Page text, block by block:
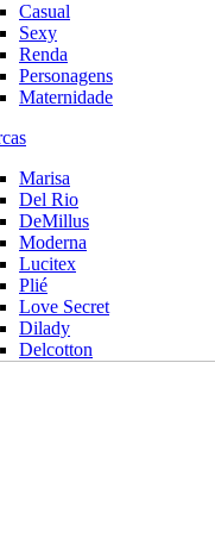
Casual
Sexy
Renda
Personagens
Maternidade
Marisa
Del Rio
DeMillus
Moderna
Lucitex
Plié
Love Secret
Dilady
Delcotton